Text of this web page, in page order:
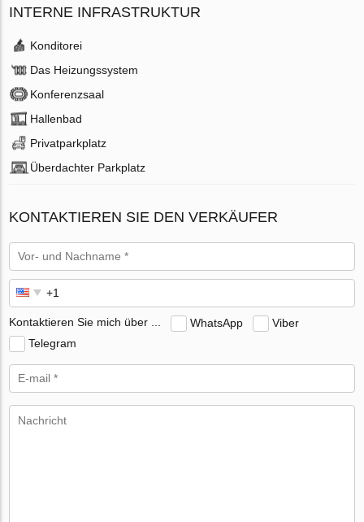
INTERNE INFRASTRUKTUR
Konditorei
Das Heizungssystem
Konferenzsaal
Hallenbad
Privatparkplatz
Überdachter Parkplatz
KONTAKTIEREN SIE DEN VERKÄUFER
Kontaktieren Sie mich über ... WhatsApp
Viber
Telegram